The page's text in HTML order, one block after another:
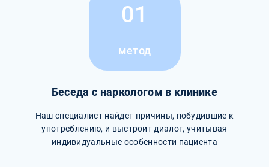
01
метод
Беседа с наркологом в клинике
Наш специалист найдет причины, побудившие к
употреблению, и выстроит диалог, учитывая
индивидуальные особенности пациента